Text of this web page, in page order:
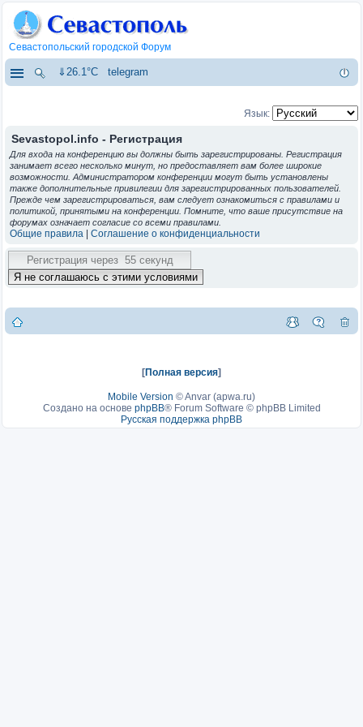
Севастопольский городской Форум
⇓26.1°C telegram
Язык:
Sevastopol.info - Регистрация
Для входа на конференцию вы должны быть зарегистрированы. Регистрация
занимает всего несколько минут, но предоставляет вам более широкие
возможности. Администратором конференции могут быть установлены
также дополнительные привилегии для зарегистрированных пользователей.
Прежде чем зарегистрироваться, вам следует ознакомиться с правилами и
политикой, принятыми на конференции. Помните, что ваше присутствие на
форумах означает согласие со всеми правилами.
Общие правила Соглашение о конфиденциальности
[Полная версия]
Mobile Version ©Anvar (apwa.ru)
Создано на основе phpBB® Forum Software © phpBB Limited
Русская поддержка phpBB